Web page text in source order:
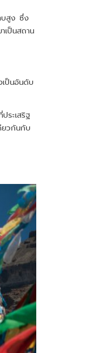
บสูง ซึ่ง
เป็นสถาน
เป็นอันดับ
ระเสริฐ
ยวกันกับ